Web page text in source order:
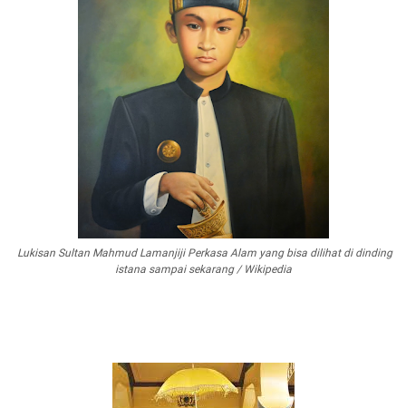
Lukisan Sultan Mahmud Lamanjiji Perkasa Alam yang bisa dilihat di dinding
istana sampai sekarang / Wikipedia